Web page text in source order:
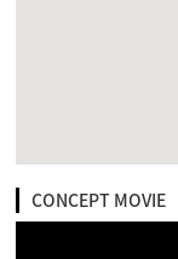
CONCEPT MOVIE